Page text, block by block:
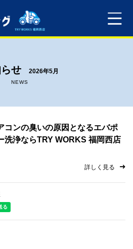
せ 2026年5月
NEWS
コンの臭いの原因となるエバポ
洗浄ならTRY WORKS 福岡西店
詳しく見る